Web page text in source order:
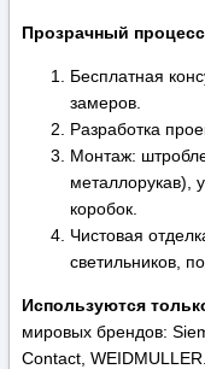
Прозрачный
Бесплатная
замеров.
Разработка
Монтаж:
металлорукав),
коробок.
Чистовая
светильников,
Используются
мировых брендов:
Contact,